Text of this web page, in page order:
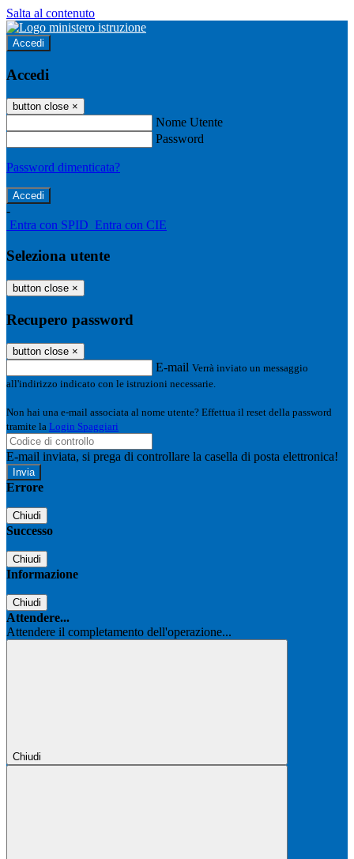
Salta al contenuto
Accedi
Accedi
button close ×
Nome Utente
Password
Password dimenticata?
-
Entra con SPID Entra con CIE
Seleziona utente
button close ×
Recupero password
button close ×
E-mail Verrà inviato un messaggio
all'indirizzo indicato con le istruzioni necessarie.
Non hai una e-mail associata al nome utente? Effettua il reset della password
tramite la Login Spaggiari
E-mail inviata, si prega di controllare la casella di posta elettronica!
Errore
Chiudi
Successo
Chiudi
Informazione
Chiudi
Attendere...
Attendere il completamento dell'operazione...
Chiudi